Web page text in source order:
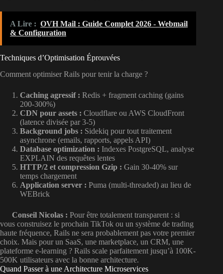
A Lire : OVH Mail : Guide Complet 2026 - Webmail
& Configuration
Techniques d’Optimisation Éprouvées
Comment optimiser Rails pour tenir la charge ?
Caching agressif : Redis + fragment caching (gains
200-300%)
CDN pour assets : Cloudflare ou AWS CloudFront
(latence divisée par 3-5)
Background jobs : Sidekiq pour tout traitement
asynchrone (emails, rapports, appels API)
Database optimization : Indexes PostgreSQL, analyse
EXPLAIN des requêtes lentes
HTTP/2 et compression Gzip : Gain 30-40% sur
temps chargement
Application server : Puma (multi-threaded) au lieu de
WEBrick
Conseil Nicolas : Pour être totalement transparent : si
vous construisez le prochain TikTok ou un système de trading
haute fréquence, Rails ne sera probablement pas votre premier
choix. Mais pour un SaaS, une marketplace, un CRM, une
plateforme e-learning ? Rails scale parfaitement jusqu’à 100K-
500K utilisateurs avec la bonne architecture.
Quand Passer à une Architecture Microservices